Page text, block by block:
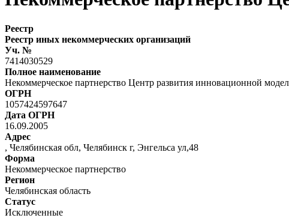
Реестр
Реестр иных некоммерческих организаций
Уч. №
7414030529
Полное наименование
Некоммерческое партнерство Центр развития инновационной
ОГРН
1057424597647
Дата ОГРН
16.09.2005
Адрес
, Челябинская обл, Челябинск г, Энгельса ул,48
Форма
Некоммерческое партнерство
Регион
Челябинская область
Статус
Исключенные